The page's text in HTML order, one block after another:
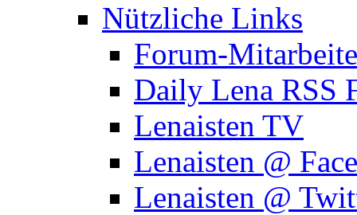
Nützliche Links
Forum-
Daily Lena RSS
Lenaisten TV
Lenaisten @
Lenaisten @